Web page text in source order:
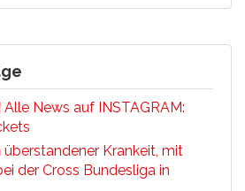
News auf INSTAGRAM:
überstandener Krankeit, mit
der Cross Bundesliga in